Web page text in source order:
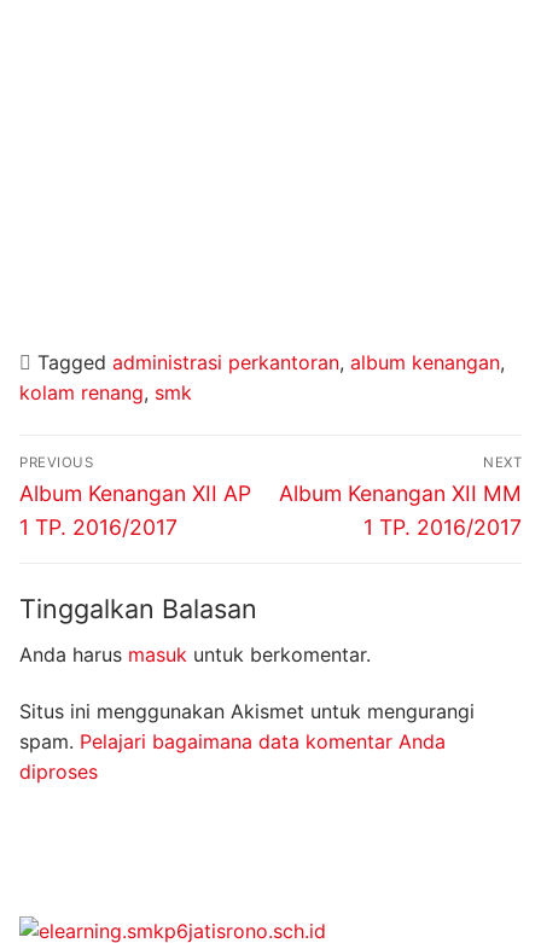
Tagged administrasi perkantoran, album kenangan,
kolam renang, smk
Navigasi
pos
PREVIOUS
Previous
post:
Album Kenangan XII AP
1 TP. 2016/2017
NEXT
Next
Album Kenangan XII MM
1 TP. 2016/2017
Tinggalkan Balasan
Anda harus masuk untuk berkomentar.
Situs ini menggunakan Akismet untuk mengurangi
spam. Pelajari bagaimana data komentar Anda
diproses